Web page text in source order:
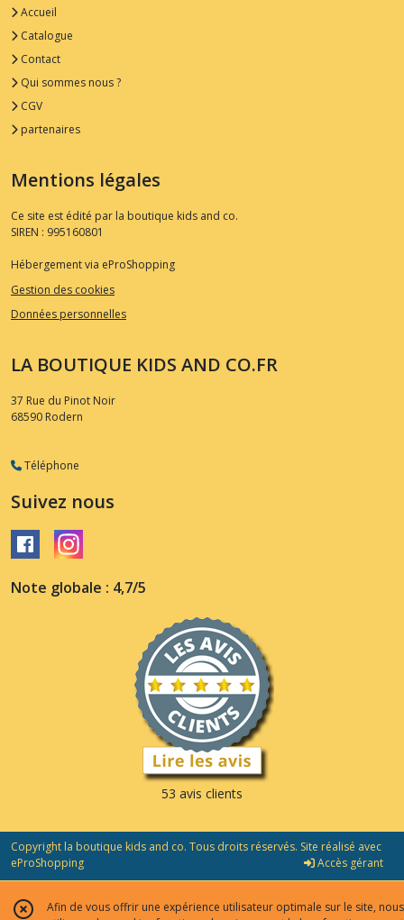
Accueil
Catalogue
Contact
Qui sommes nous ?
CGV
partenaires
Mentions légales
Ce site est édité par la boutique kids and co.
SIREN : 995160801
Hébergement via eProShopping
Gestion des cookies
Données personnelles
LA BOUTIQUE KIDS AND CO.FR
37 Rue du Pinot Noir
68590 Rodern
Téléphone
Suivez nous
Note globale : 4,7/5
53 avis clients
Copyright la boutique kids and co. Tous droits réservés. Site réalisé avec
eProShopping
Accès gérant
Afin de vous offrir une expérience utilisateur optimale sur le site, nous